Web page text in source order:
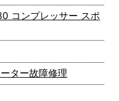
コンプレッサー スポ
ター故障修理